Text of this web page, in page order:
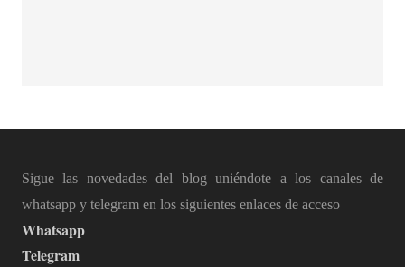
Sigue las novedades del blog uniéndote a los canales de
whatsapp y telegram en los siguientes enlaces de acceso
Whatsapp
Telegram